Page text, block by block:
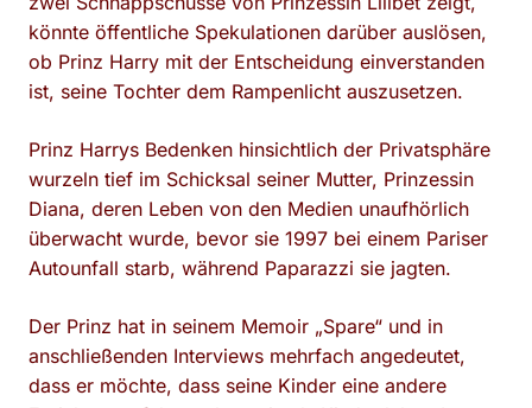
könnte öffentliche Spekulationen darüber auslösen,
ob Prinz Harry mit der Entscheidung einverstanden
ist, seine Tochter dem Rampenlicht auszusetzen.
Prinz Harrys Bedenken hinsichtlich der Privatsphäre
wurzeln tief im Schicksal seiner Mutter, Prinzessin
Diana, deren Leben von den Medien unaufhörlich
überwacht wurde, bevor sie 1997 bei einem Pariser
Autounfall starb, während Paparazzi sie jagten.
Der Prinz hat in seinem Memoir „Spare“ und in
anschließenden Interviews mehrfach angedeutet,
dass er möchte, dass seine Kinder eine andere